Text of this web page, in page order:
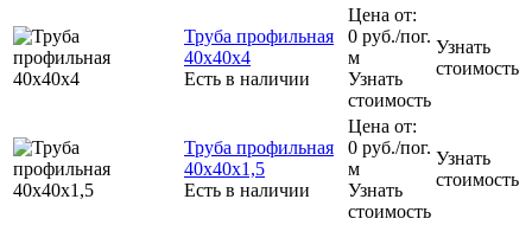
Труба профильная
40х40х4
Есть в наличии
Цена от:
0 руб./пог.
м
Узнать
стоимость
Узнать
стоимость
Труба профильная
40х40х1,5
Есть в наличии
Цена от:
0 руб./пог.
м
Узнать
стоимость
Узнать
стоимость